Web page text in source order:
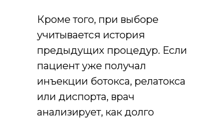
Кроме того, при выборе
учитывается история
предыдущих процедур. Если
пациент уже получал
инъекции ботокса, релатокса
или диспорта, врач
анализирует, как долго